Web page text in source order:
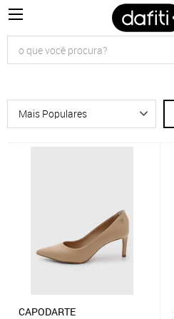
CAPODARTE